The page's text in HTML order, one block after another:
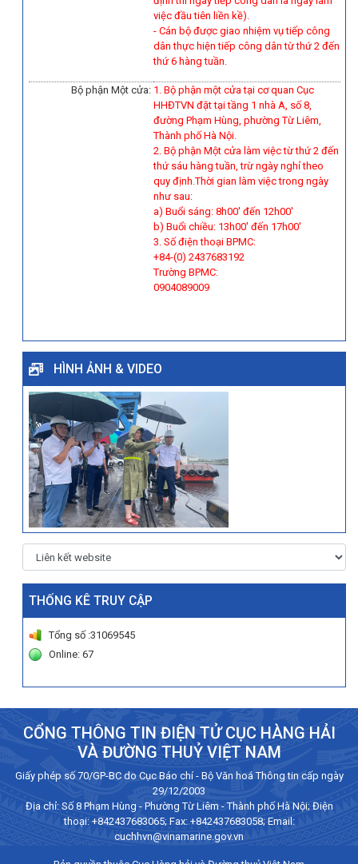
việc đầu tiên liền kề).
- Cán bộ được giao nhiệm vụ tiếp công
dân thực hiện tiếp công dân từ thứ 2 đến
thứ 6 hàng tuần.
Bộ phận Một cửa: 1. Bộ phận một cửa tại cơ quan Cục
HHĐTVN đặt tại tầng 1 nhà A, số 8,
đường Phạm Hùng, phường Từ Liêm,
Thành phố Hà Nội.
2. Bộ phận Một cửa làm việc từ thứ 2 đến
thứ sáu hàng tuần, trừ ngày nghỉ theo
quy định.Thời gian làm việc trong ngày
như sau:
a) Buổi sáng: 8h00' đến 12h00'
b) Buổi chiều: 13h00' đến 17h00'
3. Số điện thoại BPMC:
+84-(0) 2437683192
Trường BPMC:
0904089009
HÌNH ẢNH & VIDEO
THỐNG KÊ TRUY CẬP
Tổng số :31069545
Online: 67
CỔNG THÔNG TIN ĐIỆN TỬ CỤC HÀNG HẢI
VÀ ĐƯỜNG THUỶ VIỆT NAM
Giấy phép số 70/GP-BC do Cục Báo chí - Bộ Văn hoá Thông tin cấp ngày
29/12/2003
Địa chỉ: Số 8 Phạm Hùng - Phường Từ Liêm - Thành phố Hà Nội; Điện
thoại: +842437683065; Fax: +842437683058; Email:
cuchhvn@vinamarine.gov.vn